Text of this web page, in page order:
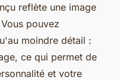
reflète une image
pouvez
moindre détail :
ce qui permet de
et votre